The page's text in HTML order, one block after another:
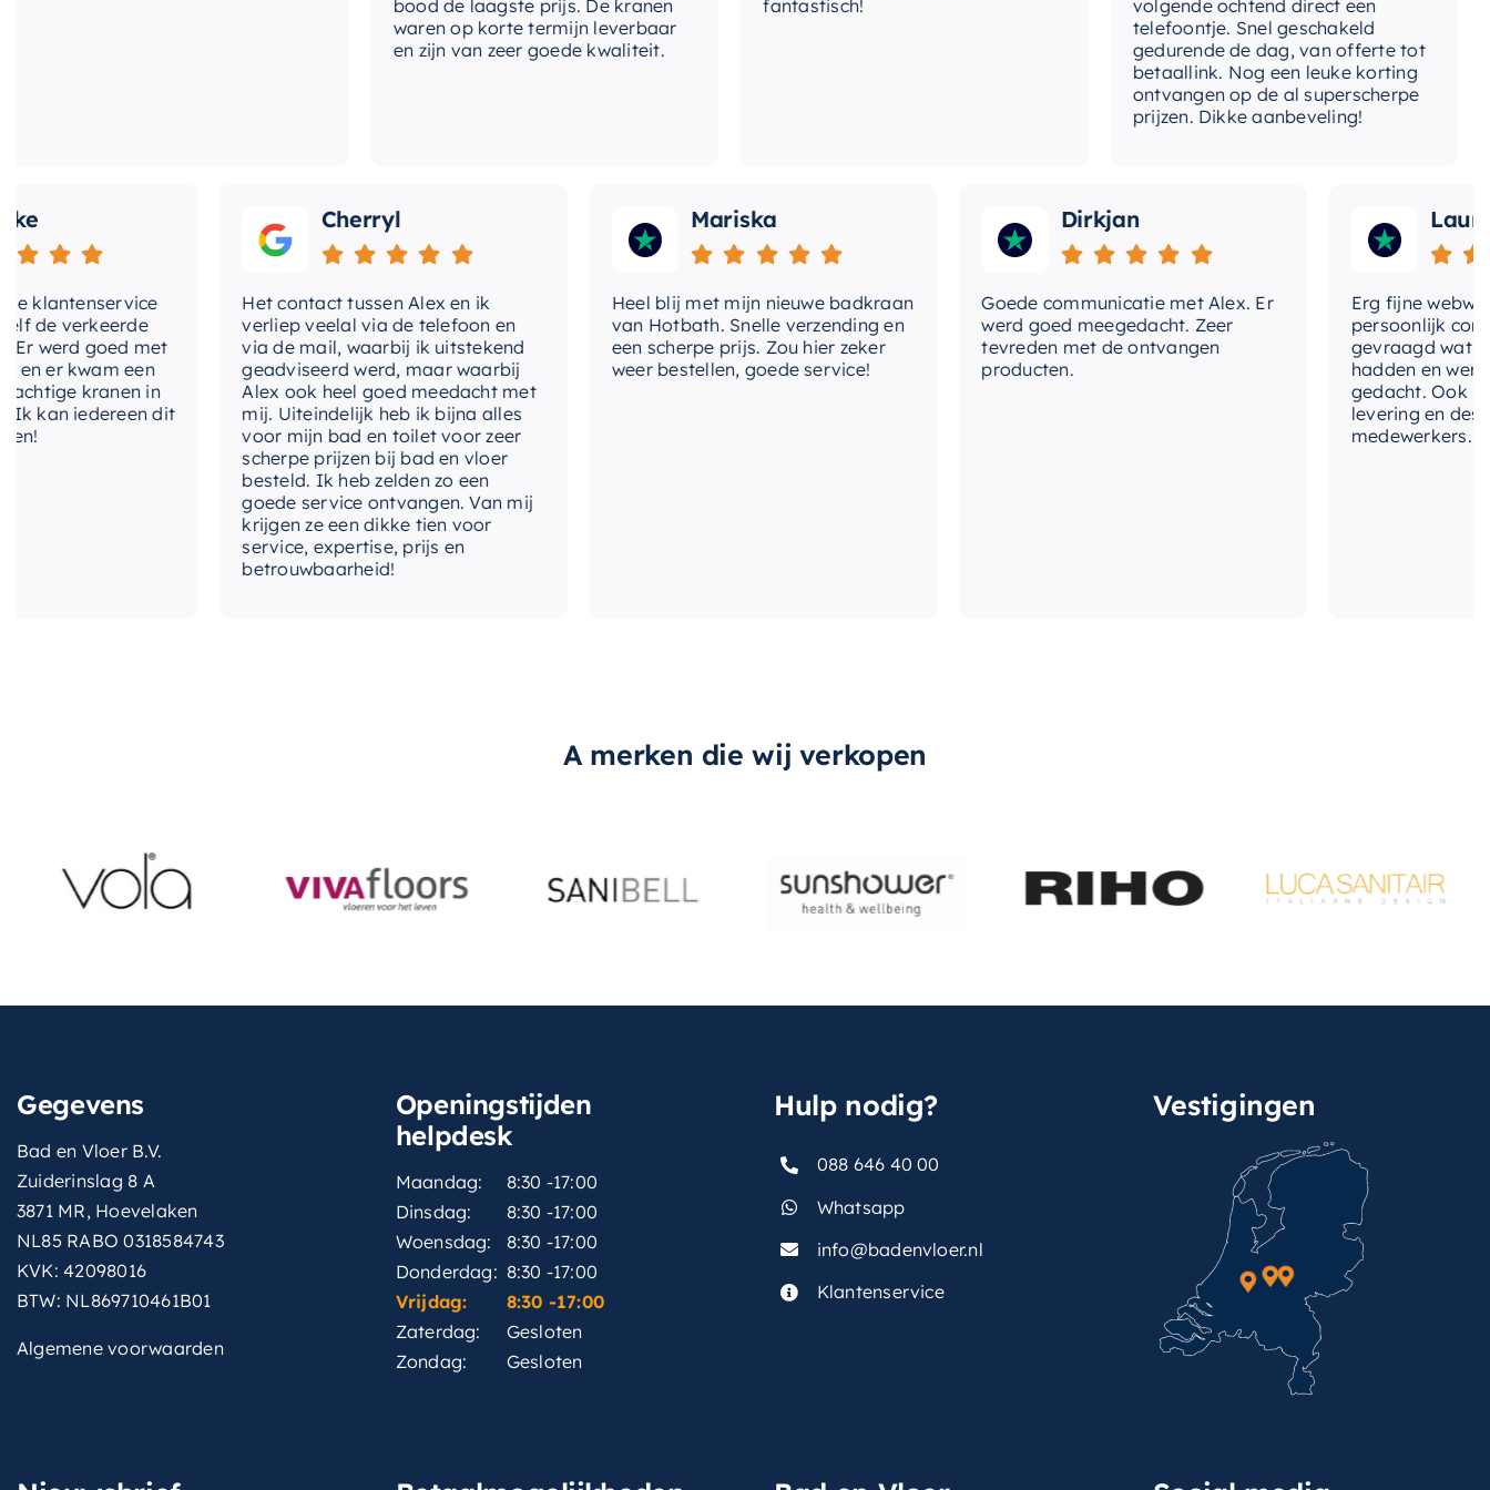
vervaardigd. Het is niet alleen stijlvol en functioneel, maar ook duurzaam en gebouwd om
bood de laagste prijs. De kranen
waren op korte termijn leverbaar
en zijn van zeer goede kwaliteit.
fantastisch!
volgende ochtend direct een
telefoontje. Snel geschakeld
gedurende de dag, van offerte tot
betaallink. Nog een leuke korting
ontvangen op de al superscherpe
prijzen. Dikke aanbeveling!
verkeerde
goed met
kwam een
kranen in
iedereen dit
Cherryl
Het contact tussen Alex en ik
verliep veelal via de telefoon en
via de mail, waarbij ik uitstekend
geadviseerd werd, maar waarbij
Alex ook heel goed meedacht met
mij. Uiteindelijk heb ik bijna alles
voor mijn bad en toilet voor zeer
scherpe prijzen bij bad en vloer
besteld. Ik heb zelden zo een
goede service ontvangen. Van mij
krijgen ze een dikke tien voor
service, expertise, prijs en
betrouwbaarheid!
Mariska
Heel blij met mijn nieuwe badkraan
van Hotbath. Snelle verzending en
een scherpe prijs. Zou hier zeker
weer bestellen, goede service!
Dirkjan
Goede communicatie met Alex. Er
werd goed meegedacht. Zeer
tevreden met de ontvangen
producten.
Laura
Erg fijne
persoonlijk contact
gevraagd wat we
hadden en werd
gedacht. Ook in de
levering en
medewerkers. Wij
A merken die wij verkopen
Gegevens
Bad en Vloer B.V.
Zuiderinslag 8 A
3871 MR, Hoevelaken
NL85 RABO 0318584743
KVK: 42098016
BTW: NL869710461B01
Algemene voorwaarden
Openingstijden
helpdesk
Maandag:
8:30 -17:00
Dinsdag:
8:30 -17:00
Woensdag:
8:30 -17:00
Donderdag: 8:30 -17:00
Vrijdag:
8:30 -17:00
Zaterdag:
Gesloten
Zondag:
Gesloten
Hulp nodig?
088 646 40 00
Whatsapp
info@badenvloer.nl
Klantenservice
Vestigingen